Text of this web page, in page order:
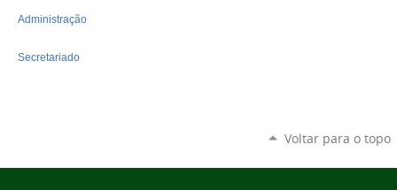
Administração
Secretariado
Voltar para o topo